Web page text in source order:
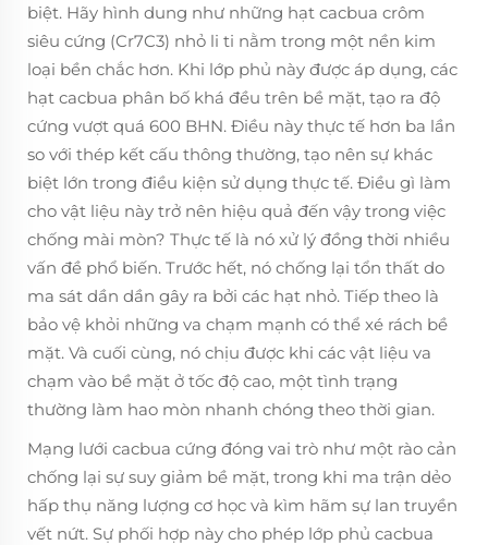
biệt. Hãy hình dung như những hạt cacbua crôm
siêu cứng (Cr7C3) nhỏ li ti nằm trong một nền kim
loại bền chắc hơn. Khi lớp phủ này được áp dụng, các
hạt cacbua phân bố khá đều trên bề mặt, tạo ra độ
cứng vượt quá 600 BHN. Điều này thực tế hơn ba lần
so với thép kết cấu thông thường, tạo nên sự khác
biệt lớn trong điều kiện sử dụng thực tế. Điều gì làm
cho vật liệu này trở nên hiệu quả đến vậy trong việc
chống mài mòn? Thực tế là nó xử lý đồng thời nhiều
vấn đề phổ biến. Trước hết, nó chống lại tổn thất do
ma sát dần dần gây ra bởi các hạt nhỏ. Tiếp theo là
bảo vệ khỏi những va chạm mạnh có thể xé rách bề
mặt. Và cuối cùng, nó chịu được khi các vật liệu va
chạm vào bề mặt ở tốc độ cao, một tình trạng
thường làm hao mòn nhanh chóng theo thời gian.
Mạng lưới cacbua cứng đóng vai trò như một rào cản
chống lại sự suy giảm bề mặt, trong khi ma trận dẻo
hấp thụ năng lượng cơ học và kìm hãm sự lan truyền
vết nứt. Sự phối hợp này cho phép lớp phủ cacbua